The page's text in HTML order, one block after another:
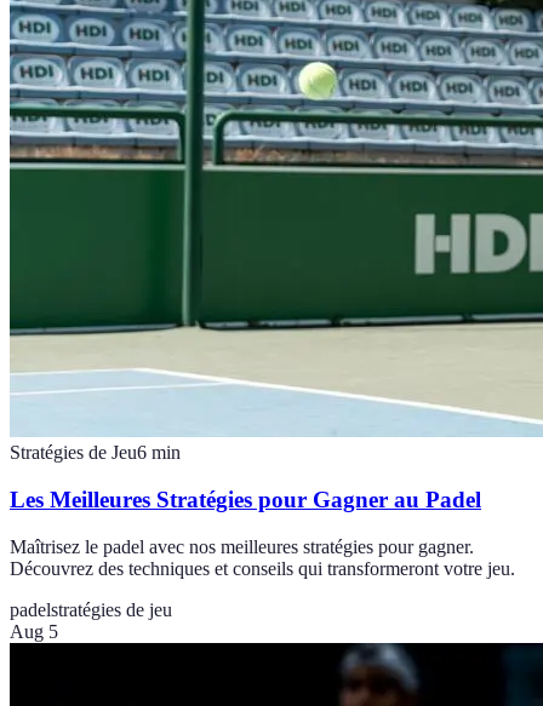
Stratégies de Jeu6 min
Les Meilleures Stratégies pour Gagner au Padel
Maîtrisez le padel avec nos meilleures stratégies pour gagner.
Découvrez des techniques et conseils qui transformeront votre jeu.
padelstratégies de jeu
Aug 5